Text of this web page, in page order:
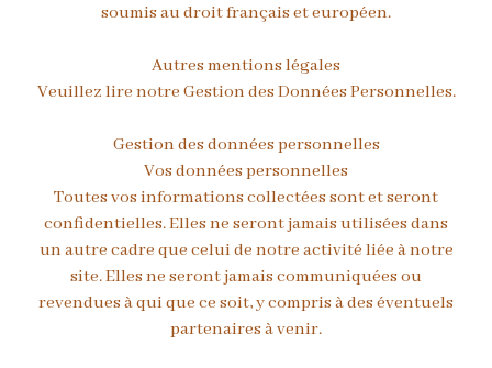
soumis au droit français et européen.
Autres mentions légales
Veuillez lire notre Gestion des Données Personnelles.
Gestion des données personnelles
Vos données personnelles
Toutes vos informations collectées sont et seront
confidentielles. Elles ne seront jamais utilisées dans
un autre cadre que celui de notre activité liée à notre
site. Elles ne seront jamais communiquées ou
revendues à qui que ce soit, y compris à des éventuels
partenaires à venir.